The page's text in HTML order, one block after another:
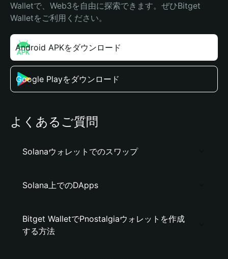
Walletで、Web3を自由に探索できます。ぜひBitget
Walletをご利用ください。
Android APKをダウンロード
Google Playをダウンロード
よくあるご質問
Solanaウォレットでのスワップ
Solana上でのDApps
Bitget WalletでPnostalgiaウォレットを作成
する方法